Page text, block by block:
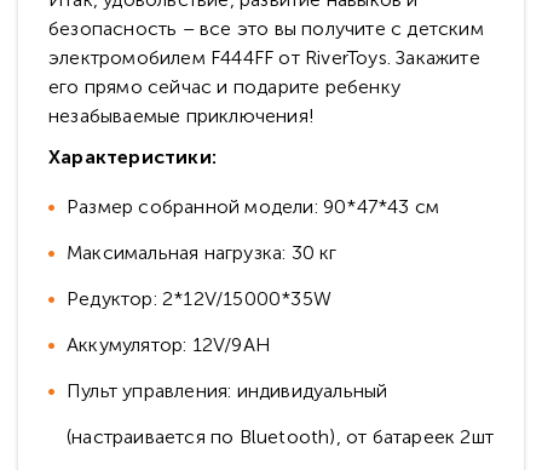
безопасность – все это вы получите с детским
электромобилем F444FF от RiverToys. Закажите
его прямо сейчас и подарите ребенку
незабываемые приключения!
Характеристики:
Размер собранной модели: 90*47*43 см
Максимальная нагрузка: 30 кг
Редуктор: 2*12V/15000*35W
Аккумулятор: 12V/9AH
Пульт управления: индивидуальный
(настраивается по Bluetooth), от батареек 2шт